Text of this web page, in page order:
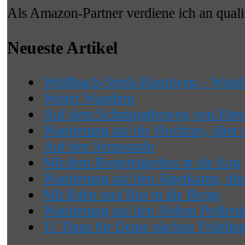
Als Amazon-Partner verdiene ich an
Neueste Artikel
Weißbach-Speik-Rundweg –
Weiter Wandern
Auf dem Schmugglerweg von
Wanderung auf die Hochries, über
Auf den Serponado
Mit dem Bergsteigerbus in die Eng
Wanderung auf den Jägerkamp,
Mit Bahn und Bus in die Berge
Wanderung auf den Hohen
11 Tipps für Deine nächste